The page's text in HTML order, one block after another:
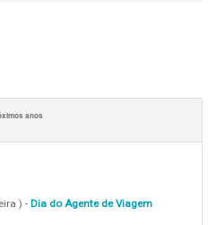
anos
) - Dia do Agente de Viagem